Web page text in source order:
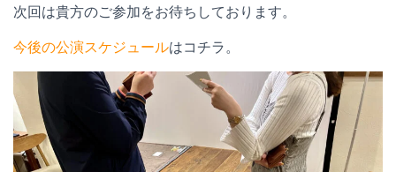
次回は貴方のご参加をお待ちしております。
今後の公演スケジュールはコチラ。